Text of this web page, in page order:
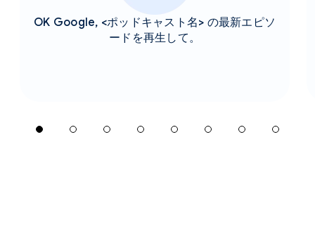
OK Google, <ポッドキャスト名> の最新エピソ
ードを再生して。